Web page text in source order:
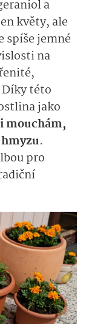
a
květy, ale
spíše jemné
na
této
jako
mouchám,
.
pro